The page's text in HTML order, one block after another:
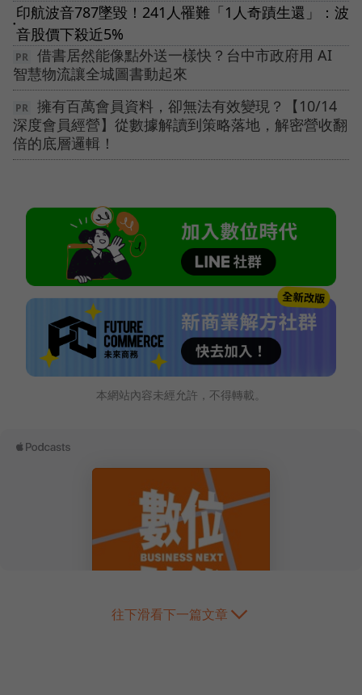
●
印航波音787墜毀！241人罹難「1人奇蹟生還」：波
音股價下殺近5%
借書居然能像點外送一樣快？台中市政府用 AI
智慧物流讓全城圖書動起來
擁有百萬會員資料，卻無法有效變現？【10/14
深度會員經營】從數據解讀到策略落地，解密營收翻
倍的底層邏輯！
本網站內容未經允許，不得轉載。
往下滑看下一篇文章